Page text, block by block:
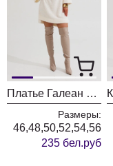
Платье Галеан Cтиль 1017 молочный
Размеры:
46,48,50,52,54,56
235 бел.руб